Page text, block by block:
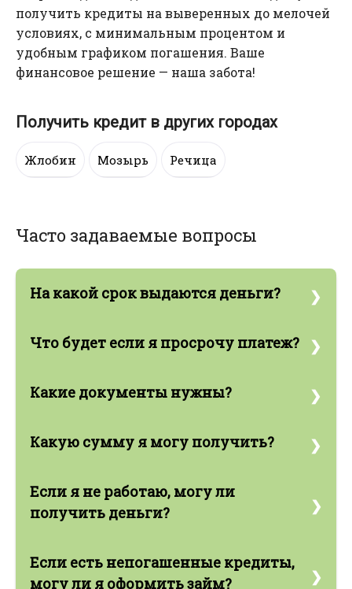
получить кредиты на выверенных до мелочей
условиях, с минимальным процентом и
удобным графиком погашения. Ваше
финансовое решение — наша забота!
Получить кредит в других городах
Жлобин Мозырь Речица
Часто задаваемые вопросы
На какой срок выдаются деньги?
Что будет если я просрочу платеж?
производится в порядке, установленном
снижение кредитного рейтинга и ухудшение
Какие документы нужны?
другие документы не требуются.
Какую сумму я могу получить?
150000 BYN.
Если я не работаю, могу ли
получить деньги?
достигшим 18ти лет, которые не работают или
работаю неофициально.
Если есть непогашенные кредиты,
могу ли я оформить займ?